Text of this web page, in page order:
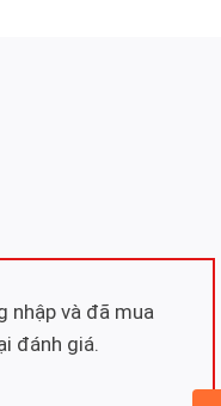
nhập và đã mua
đánh giá.